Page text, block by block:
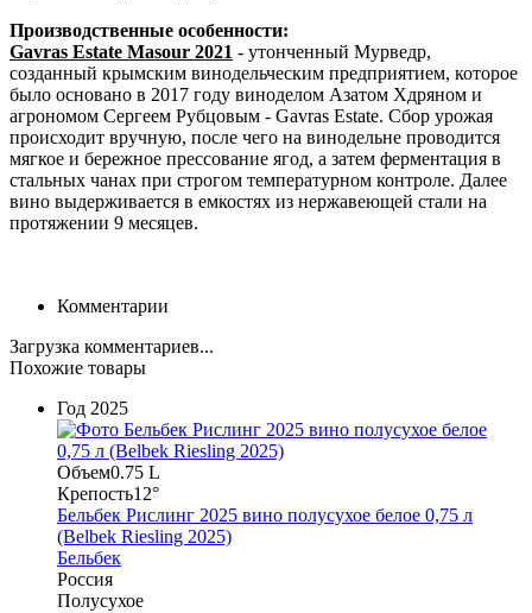
Производственные особенности:
Gavras Estate Masour 2021 - утонченный Мурведр,
созданный крымским винодельческим предприятием, которое
было основано в 2017 году виноделом Азатом Хдряном и
агрономом Сергеем Рубцовым - Gavras Estate. Сбор урожая
происходит вручную, после чего на винодельне проводится
мягкое и бережное прессование ягод, а затем ферментация в
стальных чанах при строгом температурном контроле. Далее
вино выдерживается в емкостях из нержавеющей стали на
протяжении 9 месяцев.
Комментарии
Загрузка комментариев...
Похожие товары
Год 2025
Объем0.75 L
Крепость12°
Бельбек Рислинг 2025 вино полусухое белое 0,75 л
(Belbek Riesling 2025)
Бельбек
Россия
Полусухое